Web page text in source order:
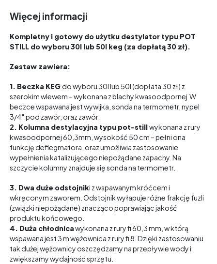
Więcej informacji
Kompletny i gotowy do użytku destylator typu POT
STILL do wyboru 30l lub 50l keg (za dopłatą 30 zł).
Zestaw zawiera:
1. Beczka KEG do wyboru 30l lub 50l (dopłata 30 zł) z
szerokim wlewem – wykonana z blachy kwasoodpornej W
beczce wspawana jest wywijka, sonda na termometr, nypel
3/4″ pod zawór, oraz zawór.
2. Kolumna destylacyjna typu pot-stillwykonana z rury
kwasoodpornej 60,3mm, wysokość 50 cm – pełni ona
funkcję deflegmatora, oraz umożliwia zastosowanie
wypełnienia katalizującego niepożądane zapachy. Na
szczycie kolumny znajduje się sonda na termometr.
3. Dwa duże odstojniki z wspawanym króćcem i
wkręconym zaworem. Odstojnik wyłapuje różne frakcję fuzli
(związki niepożądane) znacząco poprawiając jakość
produktu końcowego.
4. Duża chłodnicawykonana z rury fi 60,3 mm, w którą
wspawana jest 3 m wężownica z rury fi 8. Dzięki zastosowaniu
tak dużej wężownicy oszczędzamy na przepływie wody i
zwiększamy wydajność sprzętu.